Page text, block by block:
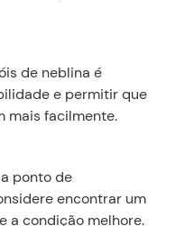
de neblina é
e permitir que
mais facilmente.
ponto de
encontrar um
a condição melhore.